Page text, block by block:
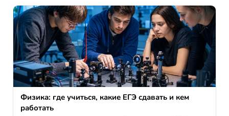
Физика: где учиться, какие ЕГЭ сдавать и кем
работать